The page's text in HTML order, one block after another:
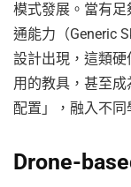
模式發展。當有
通能力（Generic
設計出現，這類
用的教具，甚至
配置」，融入不同
Drone-